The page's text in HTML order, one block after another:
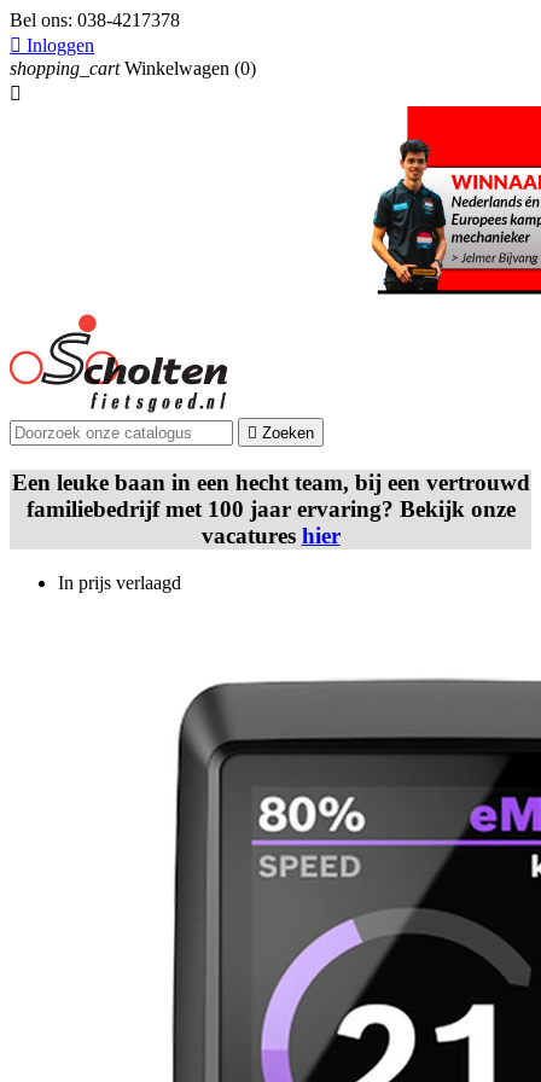
Bel ons: 038-4217378
 Inloggen
shopping_cart Winkelwagen (0)

 Zoeken
Een leuke baan in een hecht team, bij een vertrouwd
familiebedrijf met 100 jaar ervaring? Bekijk onze
vacatures hier
In prijs verlaagd